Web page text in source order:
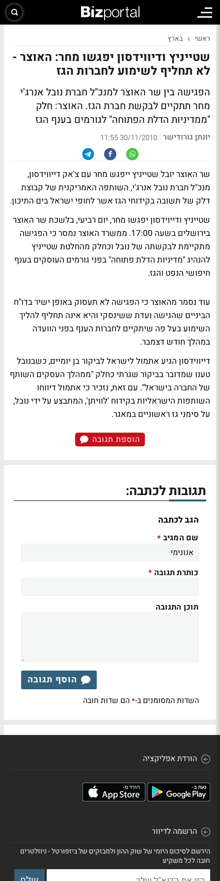
ראשי בארץ
שטייניץ ודיווידסון יפגשו מחר: האוצר -
לא תחליף לשימוע לחברות הגז
הפגישה בין שר האוצר למנכ"ל חברת נובל אנרג'י
מחר תתקיים לבקשת חברת הגז. האוצר: חלק
"ממדיניות הדלת הפתוחה" לגורמים בענף הגז
יונתן גורודישר |
30/11/2010 11:55
שר האוצר יובל שטייניץ ייפגש מחר עם צ'אק דייווידסון,
מנכ"ל חברת נובל אנרג'י, השותפה האמריקנית של קבוצת
דלק של תשובה בקידוחי הגז אשר לחופי ישראל בים התיכון.
שטייניץ ודייוידסון יפגשו מחר, יום רביעי, בלשכת שר האוצר
בירושלים בשעה 17:00. ממשרד האוצר נמסר כי הפגישה
מתקיימת לבקשתה של נובל וכחלק מהחלטת שטייניץ
להנהיג "מדיניות הדלת פתוחה" בפני גורמים העוסקים בענף
חיפושי הנפט והגז.
עוד נסמר מהאוצר כי הפגישה לא תעסוק באופן ישיר בדו"ח
הביניים שהגישה ועדת ששינסקי והיא אינה תחליף להליך
השימוע בעל פה שיתקיים לחברות הענף בפני הוועדה
במהלך חודש דצמבר.
דייווידסון הגיע אתמול לישראל לביקור בן יומיים, כשבנובל
טענו שמדובר בביקור שגרתי כחלק "ממהלך העסקים השותף
של החברה בישראל". עם זאת, נזכיר כי אתמול דיווחו
השותפות הישראליותבקידוח 'לוויתן', המתבצע על ידי נובל,
על סימני גז ראשוניים במאגר.
הוספת תגובה
תגובות לכתבה:
הגב לכתבה
שם המגיב *
כותרת תגובה *
תוכן התגובה
הוסף תגובה
השדות המסומנים ב-*הם שדות חובה
הורדת אפליקציה
הרשמה לדיוור
הירשם לסיכום היומי של שוק ההון ולמבזקים של ביזפורטל - ניוזלטרים
חובה לכל משקיע